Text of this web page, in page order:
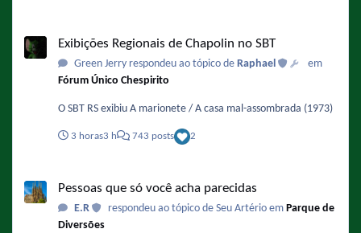
Exibições Regionais de Chapolin no SBT
Green Jerry respondeu ao tópico de Raphael
em
Fórum Único Chespirito
O SBT RS exibiu A marionete / A casa mal-assombrada (1973)
3 horas3 h 743 posts 2
Pessoas que só você acha parecidas
E.R respondeu ao tópico de Seu Artério em Parque de
Diversões